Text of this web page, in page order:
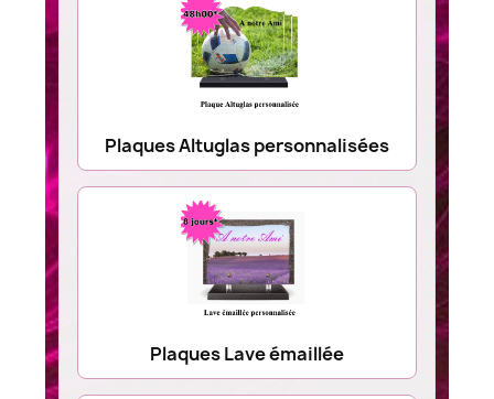
Plaques Altuglas personnalisées
Plaques Lave émaillée